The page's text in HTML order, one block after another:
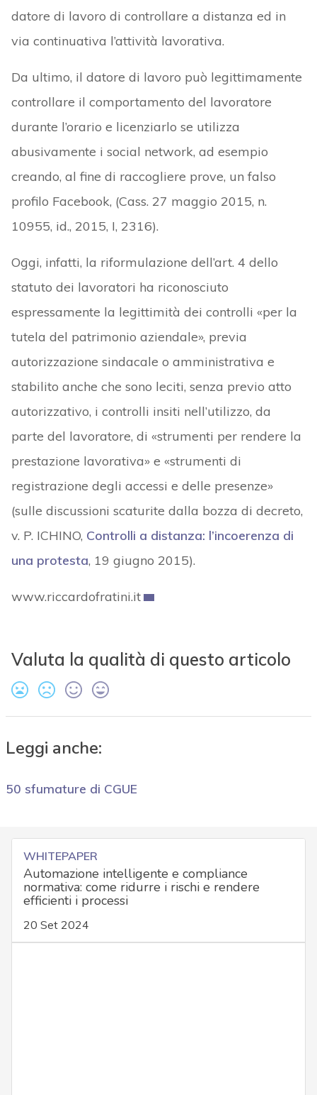
datore di lavoro di controllare a distanza ed in
via continuativa l’attività lavorativa.
Da ultimo, il datore di lavoro può legittimamente
controllare il comportamento del lavoratore
durante l’orario e licenziarlo se utilizza
abusivamente i social network, ad esempio
creando, al fine di raccogliere prove, un falso
profilo Facebook, (Cass. 27 maggio 2015, n.
10955, id., 2015, I, 2316).
Oggi, infatti, la riformulazione dell’art. 4 dello
statuto dei lavoratori ha riconosciuto
espressamente la legittimità dei controlli «per la
tutela del patrimonio aziendale», previa
autorizzazione sindacale o amministrativa e
stabilito anche che sono leciti, senza previo atto
autorizzativo, i controlli insiti nell’utilizzo, da
parte del lavoratore, di «strumenti per rendere la
prestazione lavorativa» e «strumenti di
registrazione degli accessi e delle presenze»
(sulle discussioni scaturite dalla bozza di decreto,
v. P. ICHINO, Controlli a distanza: l’incoerenza di
una protesta, 19 giugno 2015).
www.riccardofratini.it
Valuta la qualità di questo articolo
Leggi anche:
50 sfumature di CGUE
WHITEPAPER
Automazione intelligente e compliance
normativa: come ridurre i rischi e rendere
efficienti i processi
20 Set 2024